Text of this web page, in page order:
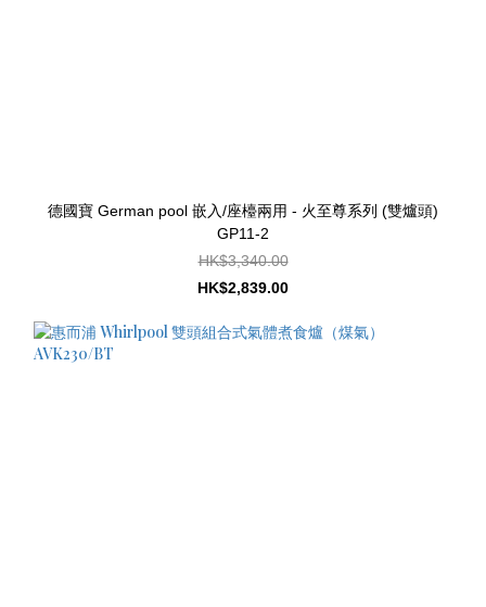
德國寶 German pool 嵌入/座檯兩用 - 火至尊系列 (雙爐頭)
GP11-2
HK$3,340.00
HK$2,839.00